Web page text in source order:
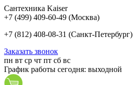
Сантехника Kaiser
+7 (499) 409-60-49 (Москва)
+7 (812) 408-08-31 (Санкт-Петербург)
Заказать звонок
пн вт ср чт пт сб вс
График работы сегодня: выходной